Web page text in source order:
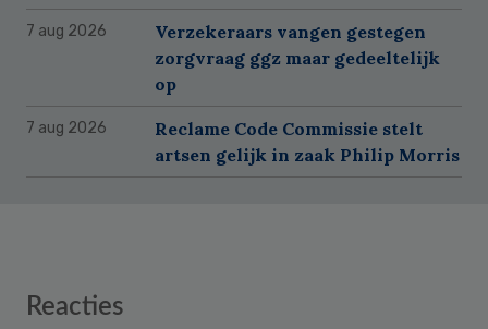
7 aug 2026
Verzekeraars vangen gestegen
zorgvraag ggz maar gedeeltelijk
op
7 aug 2026
Reclame Code Commissie stelt
artsen gelijk in zaak Philip Morris
Reader
Reacties